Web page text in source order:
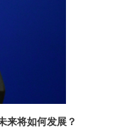
来将如何发展？